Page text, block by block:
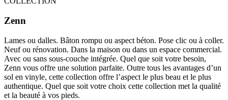
Zenn
Lames ou dalles. Bâton rompu ou aspect béton. Pose clic ou à coller.
Neuf ou rénovation. Dans la maison ou dans un espace commercial.
Avec ou sans sous-couche intégrée. Quel que soit votre besoin,
Zenn vous offre une solution parfaite. Outre tous les avantages d’un
sol en vinyle, cette collection offre l’aspect le plus beau et le plus
authentique. Quel que soit votre choix cette collection met la qualité
et la beauté à vos pieds.